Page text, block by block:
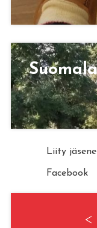
Liity
Facebook
<